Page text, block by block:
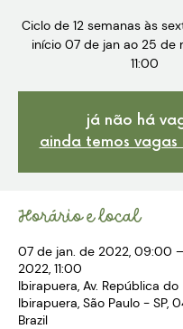
Ciclo de 12 semanas às
início 07 de jan ao 25 de
11:00
já não há
ainda temos vagas
Horário e local
07 de jan. de 2022, 09:00
2022, 11:00
Ibirapuera, Av. República do
Ibirapuera, São Paulo - SP,
Brazil